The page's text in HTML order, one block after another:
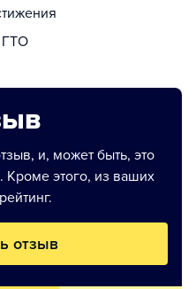
ГТО
и, может быть, это
этого, из ваших
отзыв